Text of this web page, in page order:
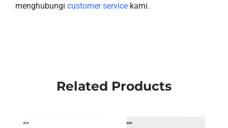
menghubungi customer service kami.
Related Products